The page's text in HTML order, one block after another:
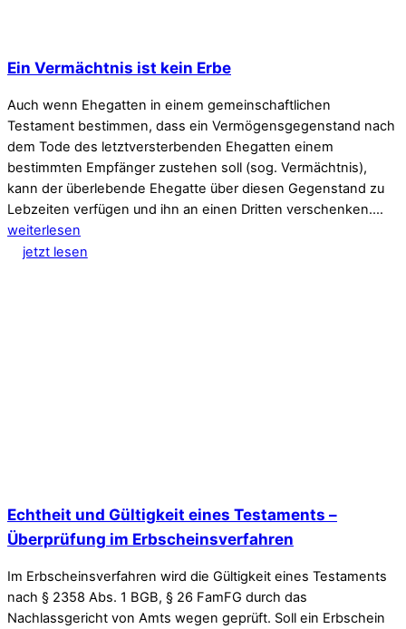
Ein Vermächtnis ist kein Erbe
Auch wenn Ehegatten in einem gemeinschaftlichen
Testament bestimmen, dass ein Vermögensgegenstand nach
dem Tode des letztversterbenden Ehegatten einem
bestimmten Empfänger zustehen soll (sog. Vermächtnis),
kann der überlebende Ehegatte über diesen Gegenstand zu
Lebzeiten verfügen und ihn an einen Dritten verschenken.…
weiterlesen
jetzt lesen
Echtheit und Gültigkeit eines Testaments –
Überprüfung im Erbscheinsverfahren
Im Erbscheinsverfahren wird die Gültigkeit eines Testaments
nach § 2358 Abs. 1 BGB, § 26 FamFG durch das
Nachlassgericht von Amts wegen geprüft. Soll ein Erbschein